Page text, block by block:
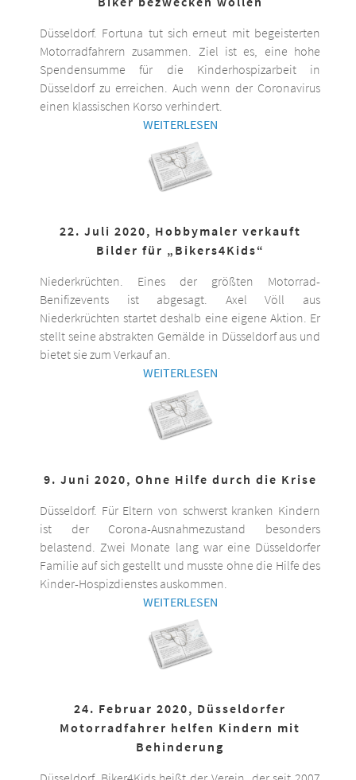
Düsseldorf. Fortuna tut sich erneut mit begeisterten
Motorradfahrern zusammen. Ziel ist es, eine hohe
Spendensumme für die Kinderhospizarbeit in
Düsseldorf zu erreichen. Auch wenn der Coronavirus
einen klassischen Korso verhindert.
WEITERLESEN
22. Juli 2020, Hobbymaler verkauft
Bilder für „Bikers4Kids“
Niederkrüchten. Eines der größten Motorrad-
Benifizevents ist abgesagt. Axel Völl aus
Niederkrüchten startet deshalb eine eigene Aktion. Er
stellt seine abstrakten Gemälde in Düsseldorf aus und
bietet sie zum Verkauf an.
WEITERLESEN
9. Juni 2020, Ohne Hilfe durch die Krise
Düsseldorf. Für Eltern von schwerst kranken Kindern
ist der Corona-Ausnahmezustand besonders
belastend. Zwei Monate lang war eine Düsseldorfer
Familie auf sich gestellt und musste ohne die Hilfe des
Kinder-Hospizdienstes auskommen.
WEITERLESEN
24. Februar 2020, Düsseldorfer
Motorradfahrer helfen Kindern mit
Behinderung